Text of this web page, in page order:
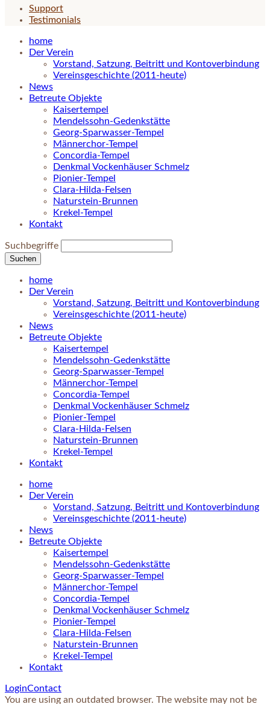
Support
Testimonials
home
Der Verein
Vorstand, Satzung, Beitritt und Kontoverbindung
Vereinsgeschichte (2011-heute)
News
Betreute Objekte
Kaisertempel
Mendelssohn-Gedenkstätte
Georg-Sparwasser-Tempel
Männerchor-Tempel
Concordia-Tempel
Denkmal Vockenhäuser Schmelz
Pionier-Tempel
Clara-Hilda-Felsen
Naturstein-Brunnen
Krekel-Tempel
Kontakt
Suchbegriffe
Suchen
home
Der Verein
Vorstand, Satzung, Beitritt und Kontoverbindung
Vereinsgeschichte (2011-heute)
News
Betreute Objekte
Kaisertempel
Mendelssohn-Gedenkstätte
Georg-Sparwasser-Tempel
Männerchor-Tempel
Concordia-Tempel
Denkmal Vockenhäuser Schmelz
Pionier-Tempel
Clara-Hilda-Felsen
Naturstein-Brunnen
Krekel-Tempel
Kontakt
home
Der Verein
Vorstand, Satzung, Beitritt und Kontoverbindung
Vereinsgeschichte (2011-heute)
News
Betreute Objekte
Kaisertempel
Mendelssohn-Gedenkstätte
Georg-Sparwasser-Tempel
Männerchor-Tempel
Concordia-Tempel
Denkmal Vockenhäuser Schmelz
Pionier-Tempel
Clara-Hilda-Felsen
Naturstein-Brunnen
Krekel-Tempel
Kontakt
LoginContact
You are using an outdated browser. The website may not be